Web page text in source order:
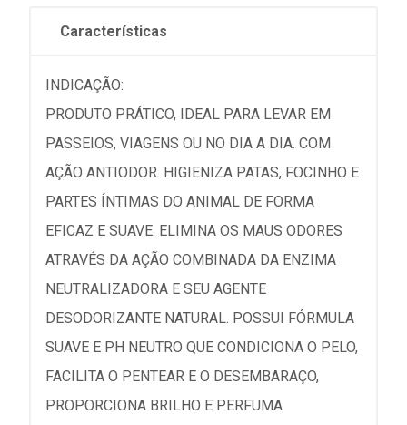
Características
INDICAÇÃO:
PRODUTO PRÁTICO, IDEAL PARA LEVAR EM
PASSEIOS, VIAGENS OU NO DIA A DIA. COM
AÇÃO ANTIODOR. HIGIENIZA PATAS, FOCINHO E
PARTES ÍNTIMAS DO ANIMAL DE FORMA
EFICAZ E SUAVE. ELIMINA OS MAUS ODORES
ATRAVÉS DA AÇÃO COMBINADA DA ENZIMA
NEUTRALIZADORA E SEU AGENTE
DESODORIZANTE NATURAL. POSSUI FÓRMULA
SUAVE E PH NEUTRO QUE CONDICIONA O PELO,
FACILITA O PENTEAR E O DESEMBARAÇO,
PROPORCIONA BRILHO E PERFUMA